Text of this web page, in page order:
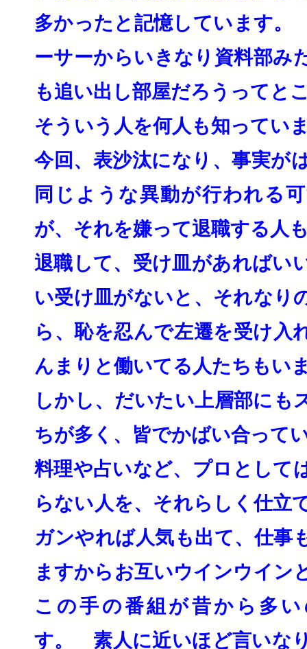
多かったと記憶しています
ーサーからいきなり資料部み
も追い出し部屋だろうってと
そういう人を何人も知ってい
今回、表沙汰になり、事実が
同じような異動が行われる
が、 それを嫌って退職する人
退職して、受け皿があればい
い受け皿がないと、 それなり
ら、恥を忍んで左遷を受け入
んまりと働いてる人たちもい
しかし、だいたい上層部にも
ちが多く、皆でかばい合って
料理や占いなど、プロとして
らない人を、 それらしく仕立
ガンやれば人気も出て、仕事
ますからお互いウインウイン
この手の番組が昔から多
す。 素人に近いほど言いな